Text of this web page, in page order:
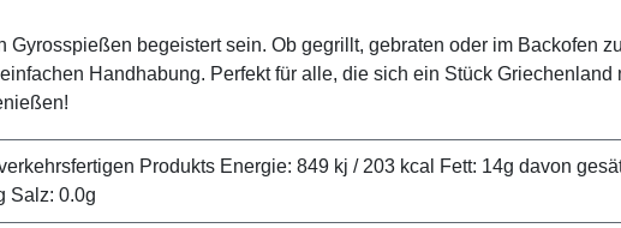
begeistert sein. Ob gegrillt, gebraten oder im Backofen
Handhabung. Perfekt für alle, die sich ein Stück Griechenland
Produkts Energie: 849 kj / 203 kcal Fett: 14g davon
Salz: 0.0g